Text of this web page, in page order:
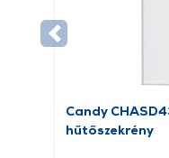
Candy
hűtőszekrény